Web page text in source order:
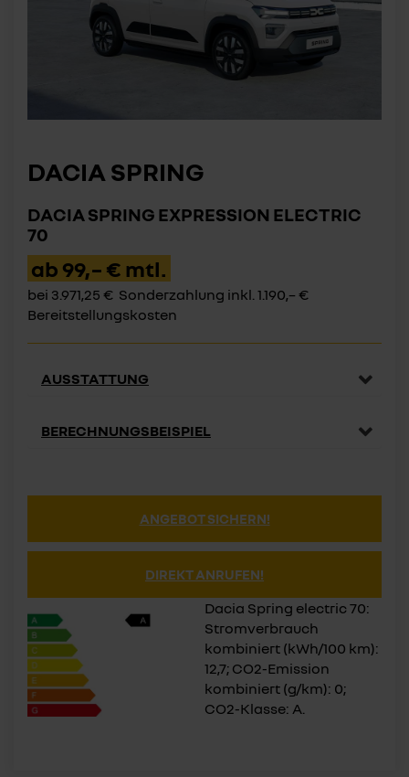
DACIA SPRING
DACIA SPRING EXPRESSION ELECTRIC
70
ab 99,– € mtl.
bei 3.971,25 € Sonderzahlung inkl. 1.190,– €
Bereitstellungskosten
AUSSTATTUNG
BERECHNUNGSBEISPIEL
ANGEBOT SICHERN!
DIREKT ANRUFEN!
Dacia Spring electric 70:
Stromverbrauch
kombiniert (kWh/100 km):
12,7; CO2-Emission
kombiniert (g/km): 0;
CO2-Klasse: A.